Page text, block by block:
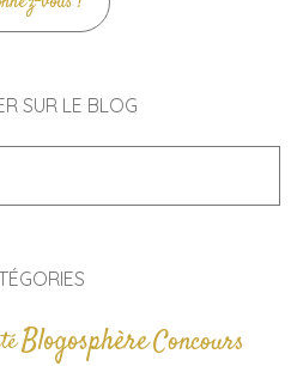
SUR LE BLOG
BlogosphèreConcours